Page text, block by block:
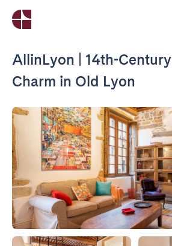
AllinLyon | 14th-Century
Charm in Old Lyon